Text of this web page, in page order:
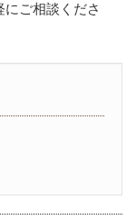
ご相談くださ